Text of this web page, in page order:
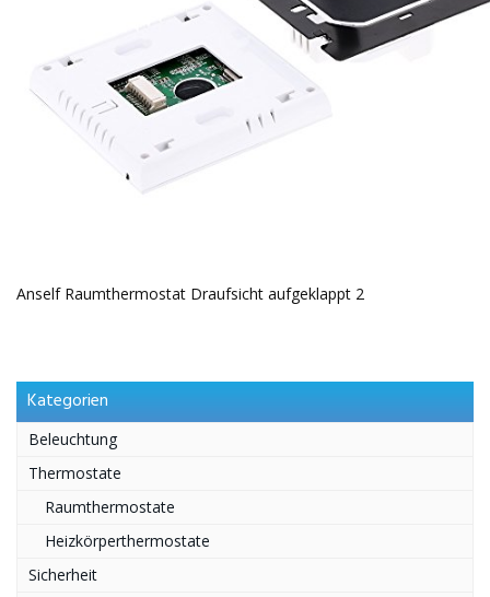
Anself Raumthermostat Draufsicht aufgeklappt 2
Kategorien
Beleuchtung
Thermostate
Raumthermostate
Heizkörperthermostate
Sicherheit